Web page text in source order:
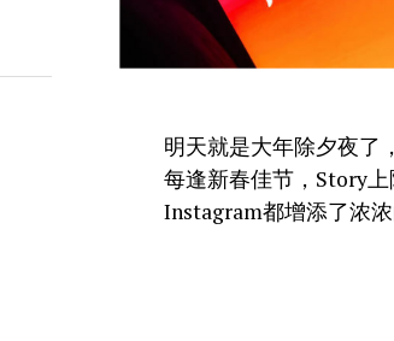
明天就是大年除夕夜了
每逢新春佳节，Story
Instagram都增添了浓浓